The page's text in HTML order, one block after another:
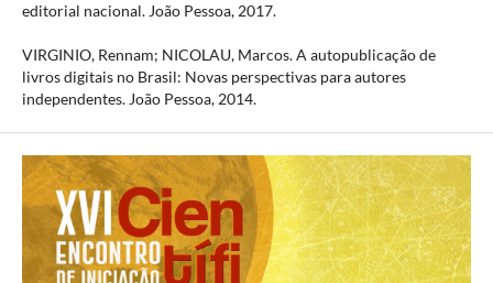
editorial nacional. João Pessoa, 2017.
VIRGINIO, Rennam; NICOLAU, Marcos. A autopublicação de
livros digitais no Brasil: Novas perspectivas para autores
independentes. João Pessoa, 2014.